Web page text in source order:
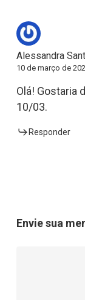
Alessandra
10 de março de
Olá! Gostaria
10/03.
Responder
Envie sua